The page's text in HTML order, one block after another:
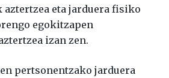
aztertzea eta jarduera fisiko
egokitzapen
izan zen.
pertsonentzako jarduera